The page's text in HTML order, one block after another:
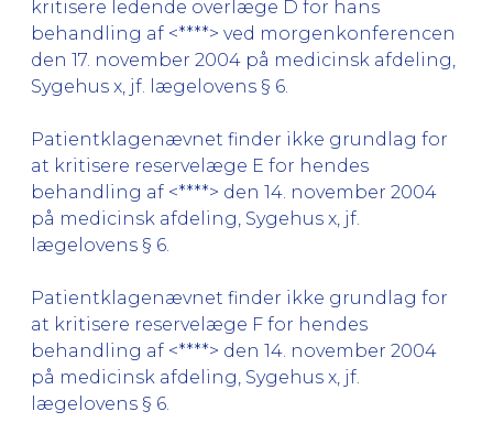
kritisere ledende overlæge D for hans
behandling af <****> ved morgenkonferencen
den 17. november 2004 på medicinsk afdeling,
Sygehus x, jf. lægelovens § 6.
Patientklagenævnet finder ikke grundlag for
at kritisere reservelæge E for hendes
behandling af <****> den 14. november 2004
på medicinsk afdeling, Sygehus x, jf.
lægelovens § 6.
Patientklagenævnet finder ikke grundlag for
at kritisere reservelæge F for hendes
behandling af <****> den 14. november 2004
på medicinsk afdeling, Sygehus x, jf.
lægelovens § 6.